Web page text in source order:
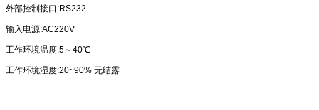
外部控制接口:RS232
输入电源:AC220V
工作环境温度:5～40℃
工作环境湿度:20~90% 无结露